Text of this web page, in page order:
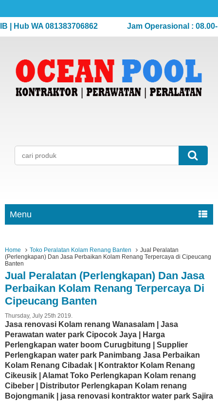
WA 081383706862 Jam Operasional : 08.00-
Menu
Home Toko Peralatan Kolam Renang Banten
Jual Peralatan
(Perlengkapan) Dan Jasa Perbaikan Kolam Renang Terpercaya di Cipeucang
Banten
Jual Peralatan (Perlengkapan) Dan Jasa
Perbaikan Kolam Renang Terpercaya Di
Cipeucang Banten
Thursday, July 25th 2019.
Jasa renovasi Kolam renang Wanasalam | Jasa
Perawatan water park Cipocok Jaya | Harga
Perlengkapan water boom Curugbitung | Supplier
Perlengkapan water park Panimbang Jasa Perbaikan
Kolam Renang Cibadak | Kontraktor Kolam Renang
Cikeusik | Alamat Toko Perlengkapan Kolam renang
Cibeber | Distributor Perlengkapan Kolam renang
Bojongmanik | jasa renovasi kontraktor water park Sajira